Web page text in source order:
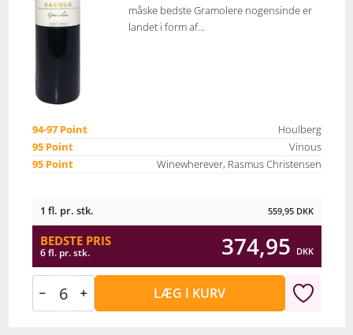
måske bedste Gramolere nogensinde er
landet i form af...
94-97 Point
Houlberg
95 Point
Vinous
95 Point
Winewherever, Rasmus Christensen
1 fl. pr. stk. 559,95 DKK
BEDSTE PRIS
6 fl. pr. stk. 374,95 DKK
LÆG I KURV